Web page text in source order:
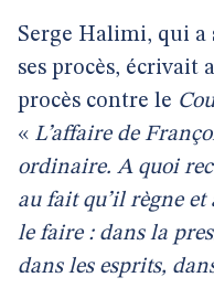
Serge Halimi, qui a
ses procès, écrivait
procès contre le
« L’affaire de
ordinaire. A quoi
au fait qu’il règne
le faire : dans la
dans les esprits,